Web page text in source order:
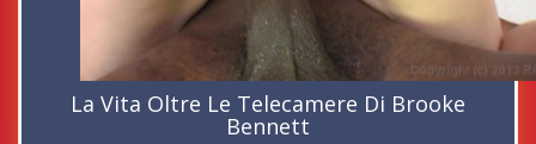
La Vita Oltre Le Telecamere Di Brooke
Bennett